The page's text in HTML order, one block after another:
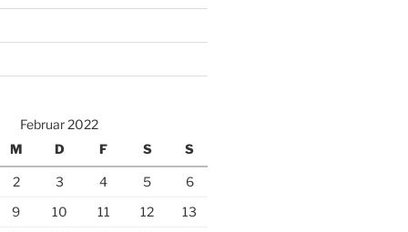
Februar 2022
M
D F S S
2 3 4 5
6
9
10 11 12
13